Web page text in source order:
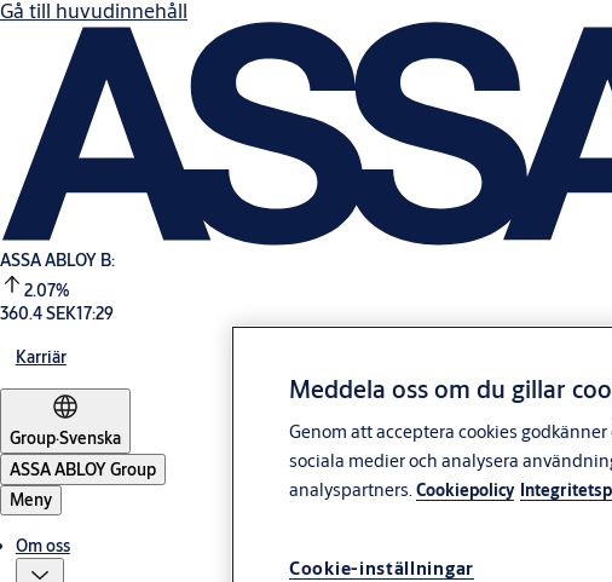
Gå till huvudinnehåll
ASSA ABLOY B:
2.07%
360.4 SEK17:29
Karriär
Group·Svenska
ASSA ABLOY Group
Meny
Om oss
Meddela oss om du gillar
Genom att acceptera cookies
sociala medier och analysera
analyspartners.Cookiepolicy
Cookie-inställningar